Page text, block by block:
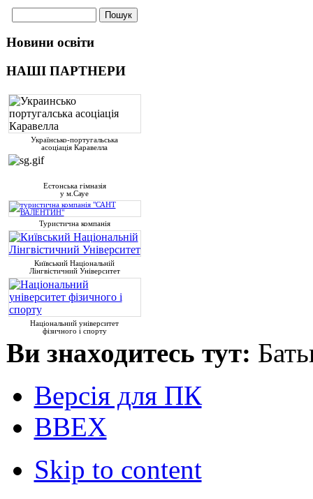
Новини освіти
НАШІ ПАРТНЕРИ
Українсько-португальська
асоціація Каравелла
Естонська гімназія
у м.Сауе
Туристична компанія
Київський Національній
Лінгвістичний Університет
Національний університет
фізичного і спорту
Ви знаходитесь тут:
Версія для ПК
ВВЕХ
Skip to content